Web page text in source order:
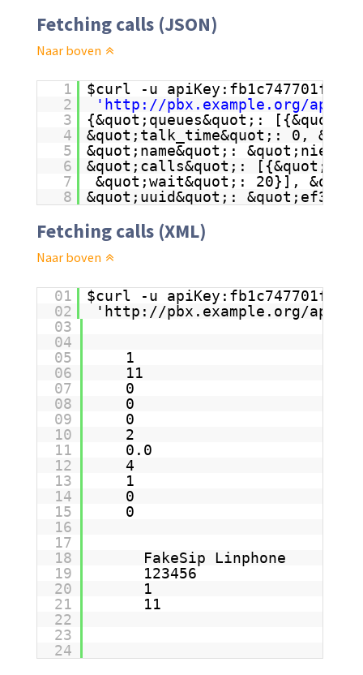
Fetching calls (JSON)
Naar boven
1
$curl -u
2
' http://pbx.example.org/apis/
3
{&quot;queues&quot;:
4
&quot;talk_time&quot;: 0,
5
&quot;name&quot;:
6
&quot;calls&quot;:
7
&quot;wait&quot;: 20}],
8
&quot;uuid&quot;:
Fetching calls (XML)
Naar boven
01
$curl -u
02
' http://pbx.example.org/apis/
03
04
05
1
06
11
07
0
08
0
09
0
10
2
11
0.0
12
4
13
1
14
0
15
0
16
17
18
FakeSip Linphone
19
123456
20
1
21
11
22
23
24